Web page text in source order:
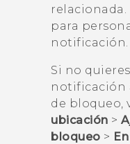
relacionada.
para
notificación.
Si no
notificación
de bloqueo,
ubicación >
bloqueo >